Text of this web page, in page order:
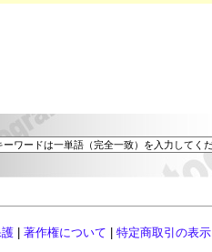
著作権について 特定商取引の表示